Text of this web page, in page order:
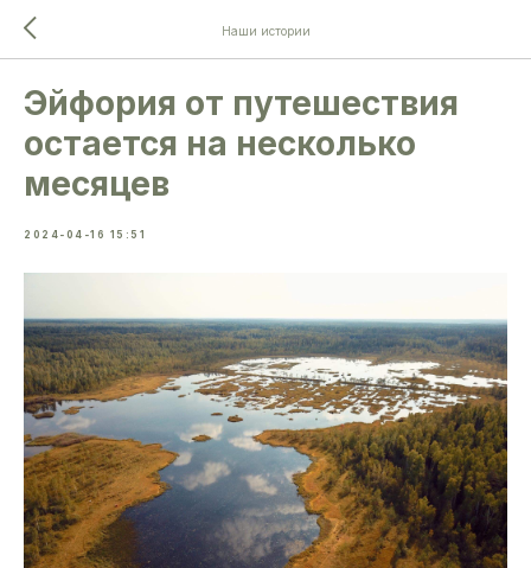
Наши истории
Эйфория от путешествия
остается на несколько
месяцев
2024-04-16 15:51